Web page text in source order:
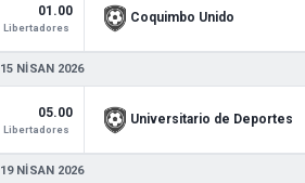
01.00
Libertadores
Coquimbo Unido
15 NISAN 2026
05.00
Libertadores
Universitario de Deportes
19 NISAN 2026